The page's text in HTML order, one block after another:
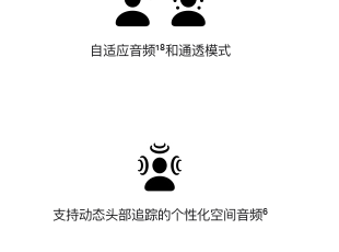
自适应音频脚
¹⁸和通透模式
支持动态头部追踪的个性化空间音频脚
⁶